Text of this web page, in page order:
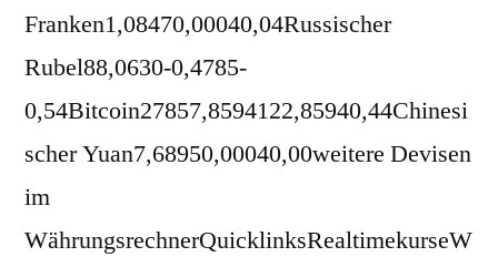
Franken1,08470,00040,04Russischer
Rubel88,0630-0,4785-
0,54Bitcoin27857,8594122,85940,44Chinesi
scher Yuan7,68950,00040,00weitere Devisen
im
WährungsrechnerQuicklinksRealtimekurseW